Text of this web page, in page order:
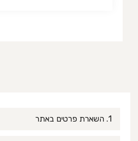
1. השארת פרטים באתר